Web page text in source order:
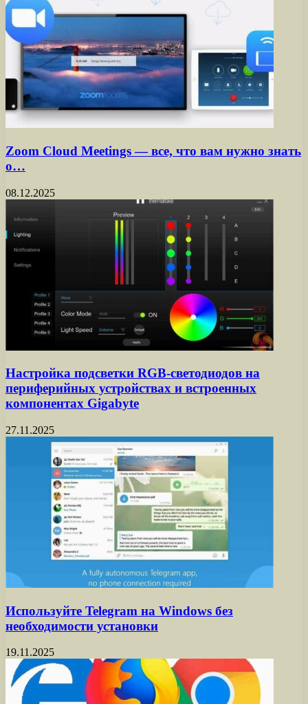
Zoom Cloud Meetings — все, что вам нужно знать
о…
08.12.2025
Настройка подсветки RGB-светодиодов на
периферийных устройствах и встроенных
компонентах Gigabyte
27.11.2025
Используйте Telegram на Windows без
необходимости установки
19.11.2025